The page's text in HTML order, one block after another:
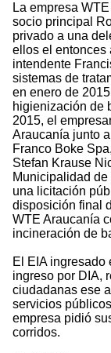
La empresa
socio principal
privado a una
ellos el entonces
intendente
sistemas de
en enero de
higienización de
2015, el
Araucanía junto
Franco Boke
Stefan Krause
Municipalidad
una licitación
disposición final
WTE Araucanía
incineración de
El EIA ingresado
ingreso por DIA,
ciudadanas ese
servicios
empresa pidió
corridos.